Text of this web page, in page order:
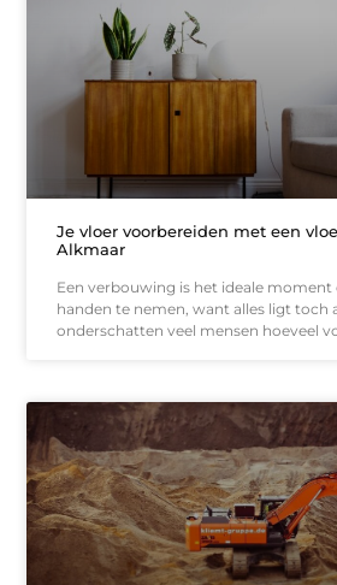
Je vloer voorbereiden met een
Alkmaar
Een verbouwing is het ideale moment
handen te nemen, want alles ligt toch
onderschatten veel mensen hoeveel